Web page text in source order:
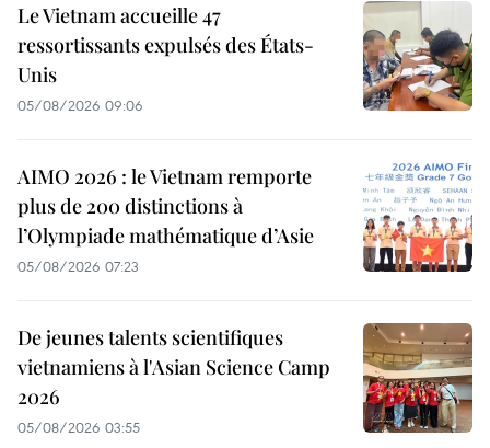
Le Vietnam accueille 47
ressortissants expulsés des États-
Unis
05/08/2026 09:06
AIMO 2026 : le Vietnam remporte
plus de 200 distinctions à
l’Olympiade mathématique d’Asie
05/08/2026 07:23
De jeunes talents scientifiques
vietnamiens à l'Asian Science Camp
2026
05/08/2026 03:55